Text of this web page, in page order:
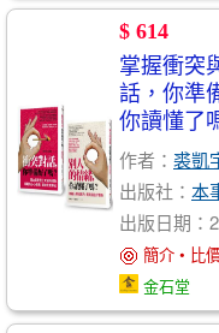
$ 614
掌握衝突
話，你準
你讀懂了
作者： 裘凱
出版社： 本
出版日期：
簡介 • 比
金石堂